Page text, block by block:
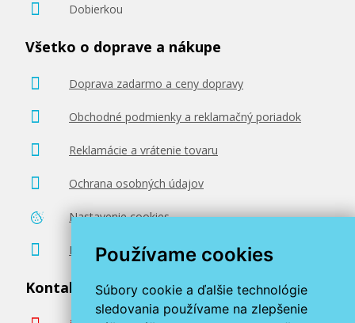
Používame cookies
Súbory cookie a ďalšie technológie
sledovania používame na zlepšenie
Dobierkou
Všetko o doprave a nákupe
Doprava zadarmo a ceny dopravy
Obchodné podmienky a reklamačný poriadok
Reklamácie a vrátenie tovaru
Ochrana osobných údajov
Nastavenie cookies
Poradenstvo zadarmo
Kontaktujte nás